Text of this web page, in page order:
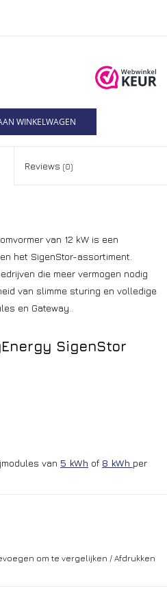
WINKELWAGEN
Reviews (0)
van 12 kW is een
het SigenStor-assortiment.
die meer vermogen nodig
van slimme sturing en volledige
en Gateway..
SigenStor
van 5 kWh of 8 kWh per
op de vloer
om te vergelijken / Afdrukken